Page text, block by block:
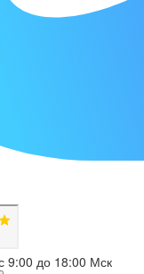
9:00 до 18:00 Мск